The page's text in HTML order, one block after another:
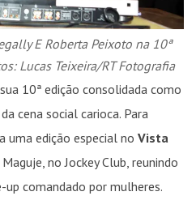
E Roberta Peixoto na 10ª
Lucas Teixeira/RT Fotografia
10ª edição consolidada como
cena social carioca. Para
uma edição especial no Vista
no Jockey Club, reunindo
comandado por mulheres.